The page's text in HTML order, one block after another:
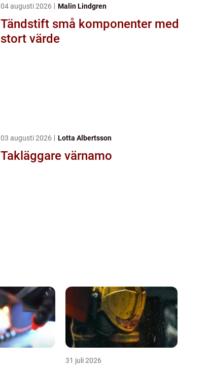
04 augusti 2026 Malin Lindgren
Tändstift små komponenter med
stort värde
03 augusti 2026 Lotta Albertsson
Takläggare värnamo
31 juli 2026